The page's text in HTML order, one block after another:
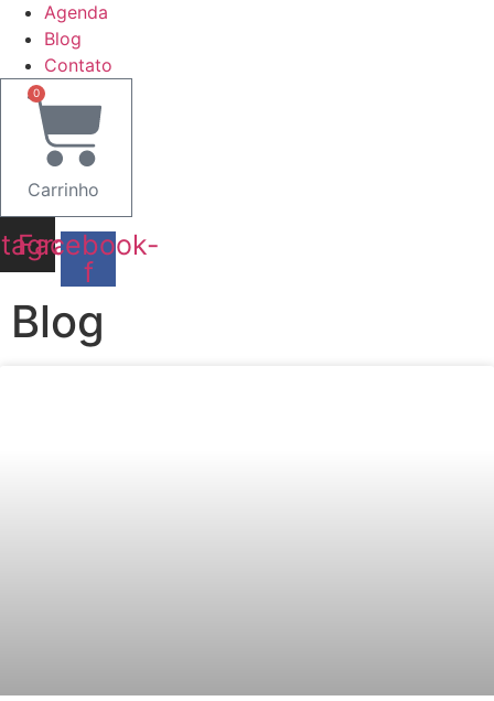
Agenda
Blog
Contato
0
Carrinho
Facebook-
f
Blog